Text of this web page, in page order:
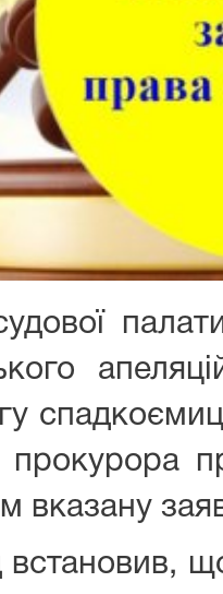
прокурора
вказану
встановив,